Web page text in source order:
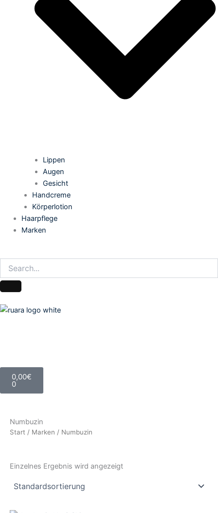
Lippen
Augen
Gesicht
Handcreme
Körperlotion
Haarpflege
Marken
0,00€
0
Warenkorb
Numbuzin
Start / Marken / Numbuzin
Einzelnes Ergebnis wird angezeigt